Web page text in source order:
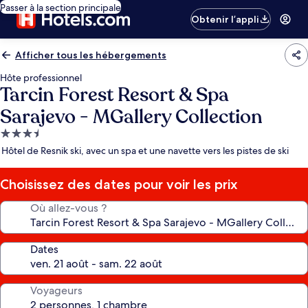
Passer à la section principale
Obtenir l’appli
Afficher tous les hébergements
Hôte professionnel
Tarcin Forest Resort & Spa
Sarajevo - MGallery Collection
Hébergement
3.5 étoiles
Hôtel de Resnik ski, avec un spa et une navette vers les pistes de ski
Choisissez des dates pour voir les prix
Où allez-vous ?
Dates
Voyageurs